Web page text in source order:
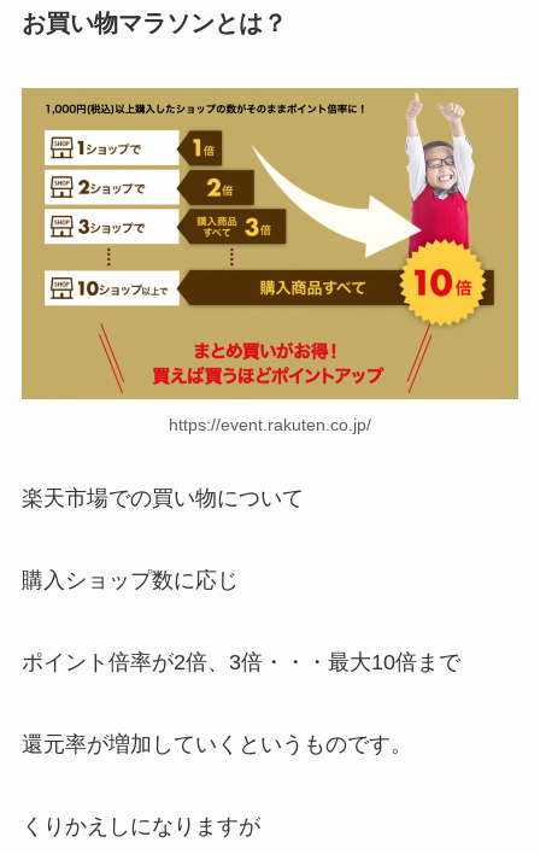
お買い物マラソンとは？
https://event.rakuten.co.jp/
楽天市場での買い物について
購入ショップ数に応じ
ポイント倍率が2倍、3倍・・・最大10倍まで
還元率が増加していくというものです。
くりかえしになりますが